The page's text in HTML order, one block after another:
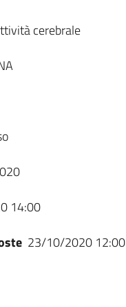
cerebrale
14:00
23/10/2020 12:00